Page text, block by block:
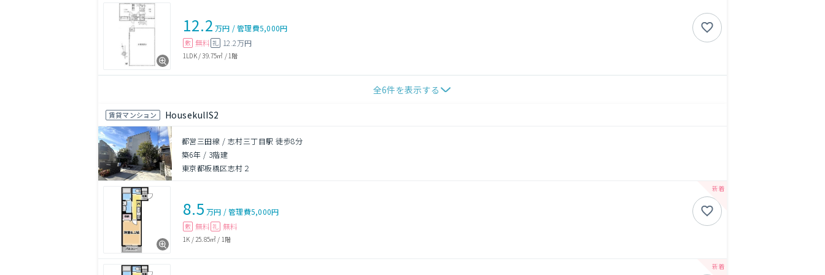
12.2 万円 /管理費5,000円
敷 無料 礼 12.2万円
1LDK/39.75㎡ / 1階
全6件を表示する
賃貸マンション HousekulIS2
都営三田線 / 志村三丁目駅 徒歩8分
築6年 / 3階建
東京都板橋区志村２
8.5 万円 /管理費5,000円
敷 無料 礼 無料
1K / 25.85㎡ / 1階